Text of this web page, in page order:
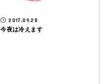
2017.09.28
今夜は冷えます